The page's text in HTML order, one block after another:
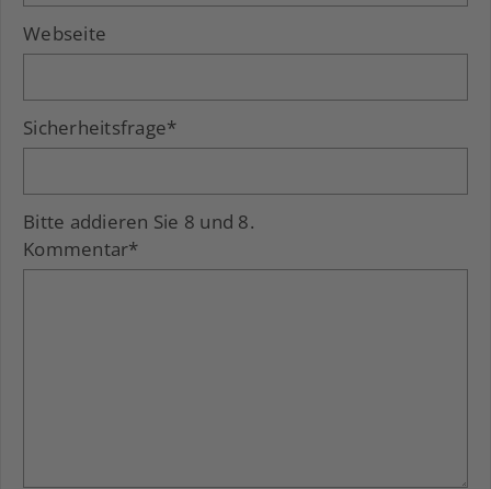
Webseite
Sicherheitsfrage*
Bitte addieren Sie 8 und 8.
Kommentar*